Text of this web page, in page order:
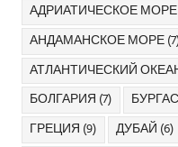
АДРИАТИЧЕСКОЕ МОРЕ
АНДАМАНСКОЕ МОРЕ
АТЛАНТИЧЕСКИЙ
БОЛГАРИЯ (7) БУРГАС
ГРЕЦИЯ (9) ДУБАЙ (6)